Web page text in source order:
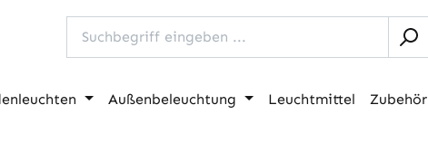
Außenbeleuchtung Leuchtmittel Zubehör